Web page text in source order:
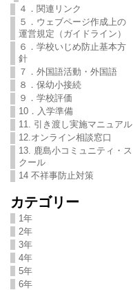
４．関連リンク
５．ウェブページ作成上の
運営規定（ガイドライン）
６．学校いじめ防止基本方
針
７．外国語活動・外国語
８．保幼小接続
９．学校評価
10．入学準備
11. 引き渡し実施マニュアル
12.オンライン相談窓口
13. 鹿島小コミュニティ・ス
クール
14 不祥事防止対策
カテゴリー
1年
2年
3年
4年
5年
6年